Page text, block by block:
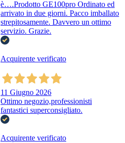
è….Prodotto GE100pro Ordinato ed
arrivato in due giorni. Pacco imballato
strepitosamente. Davvero un ottimo
servizio. Grazie.
Acquirente verificato
11 Giugno 2026
Ottimo negozio,professionisti
fantastici superconsigliato.
Acquirente verificato